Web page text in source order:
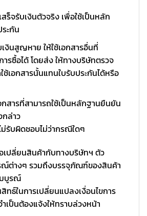
สร็จรับเงินตัวจริง เพื่อใช้เป็นหลัก
ะกัน
งินสูญหาย ให้ใช้เอกสารอื่นที่
รซื้อได้ โดยส่ง ให้ทางบริษัทตรวจ
ช้เอกสารนั้นแทนใบรับประกันได้หรือ
สารที่สามารถใช้เป็นหลักฐานยืนยัน
ล่าว
ม่รับผิดชอบไม่ว่ากรณีใดๆ
ปลี่ยนสินค้ากับทางบริษัทฯ ตัว
ต่างๆ รวมถึงบรรจุภัณฑ์ของสินค้า
บูรณ์
ทธ์ในการเปลี่ยนแปลงเงื่อนไขการ
เป็นต้องแจ้งให้ทราบล่วงหน้า